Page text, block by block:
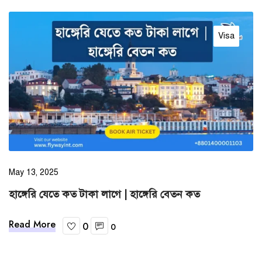
Visa
May 13, 2025
হাঙ্গেরি যেতে কত টাকা লাগে | হাঙ্গেরি বেতন কত
Read More 0 0